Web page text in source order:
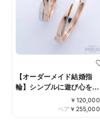
【オーダーメイド結婚指
輪】シンプルに遊び心を加
えてＳｕｎＤａｎｃｅ:
【オーダーメイド結婚指
￥ 120,000
￥ 255,000
ペア